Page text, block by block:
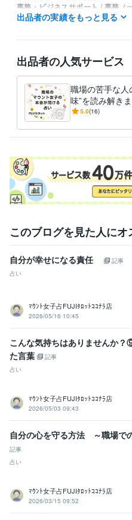
事務・ビジネスサポート / 事務（
ライフスタイル・その他 / 占い師
ライフスタイル・その他 / その他
受賞歴
ココナラ　ブロンズランク
資格・検定
上級心理カウンセラー 取得年 :
メンタル心理カウンセラー
占い インスピレーションタロッ
悩み相談・カウンセリング 心理
出品者の実績をもっと見る
出品者の人気サービス
職場の苦手な人
味”を読み解き
傾向・具体的な
5.0(16)
このブログを見た人にオ
自分が幸せになる責任
記事
占い
ﾏｳﾝﾄ女子占FUJIﾀﾛｯﾄｺｺﾅﾗ店
2026/05/16 10:45
こんな気持ちはありませんか
た言葉
記事
占い
ﾏｳﾝﾄ女子占FUJIﾀﾛｯﾄｺｺﾅﾗ店
2026/05/03 09:43
自分の心を守る方法 ～職場で
記事
占い
ﾏｳﾝﾄ女子占FUJIﾀﾛｯﾄｺｺﾅﾗ店
2026/03/15 09:52